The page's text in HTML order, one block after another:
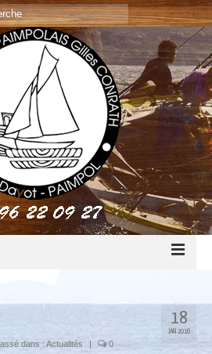
bois 18
JAN 2016
dans : Actualités | 0